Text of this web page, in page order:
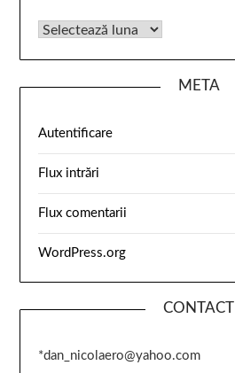
META
Autentificare
Flux intrări
Flux comentarii
WordPress.org
CONTACT
*dan_nicolaero@yahoo.com